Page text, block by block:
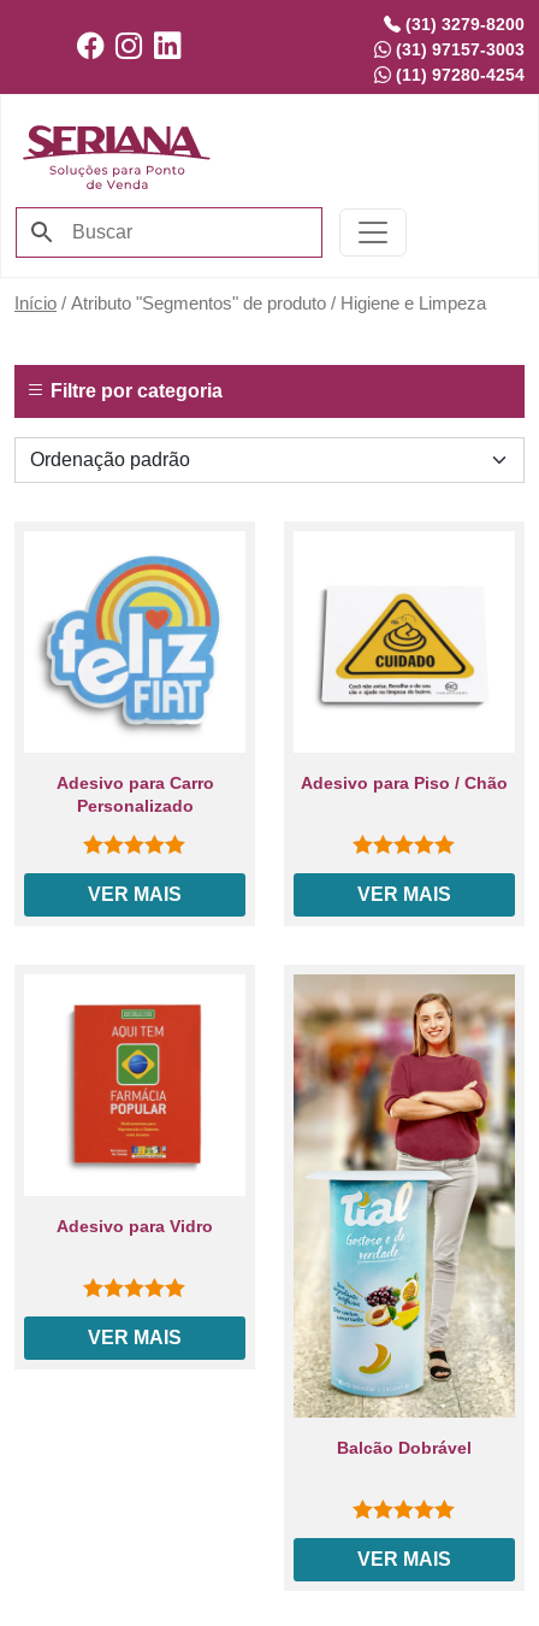
(31) 3279-8200
(31) 97157-3003
(11) 97280-4254
Início / Atributo "Segmentos" de produto / Higiene e Limpeza
Filtre por categoria
Adesivo para Carro
Personalizado
0out of 5
VER MAIS
Adesivo para Piso / Chão
0out of 5
VER MAIS
Adesivo para Vidro
0out of 5
VER MAIS
Balcão Dobrável
0out of 5
VER MAIS